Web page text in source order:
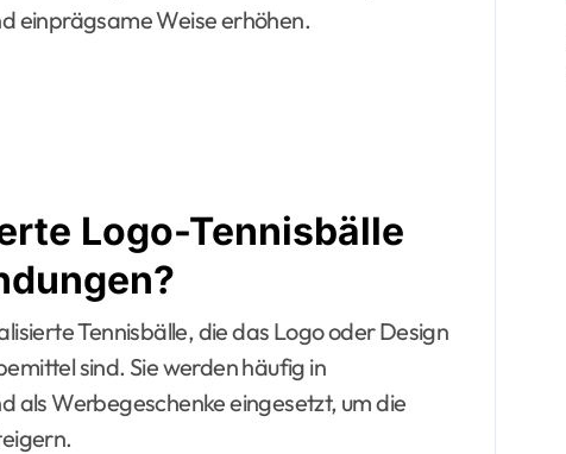
einprägsame Weise erhöhen.
Logo-Tennisbälle
Tennisbälle, die das Logo oder Design
sind. Sie werden häufig in
Werbegeschenke eingesetzt, um die